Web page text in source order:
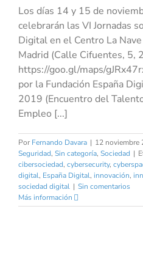
Los días 14 y 15 de
celebrarán las VI Jornadas
Digital en el Centro La
Madrid (Calle Cifuentes, 5,
https://goo.gl/maps/
por la Fundación España
2019 (Encuentro del
Empleo [...]
Por Fernando Davara | 12 noviembre
Seguridad, Sin categoría, Sociedad |
cibersociedad, cybersecurity,
digital, España Digital, innovación,
sociedad digital | Sin comentarios
Más información